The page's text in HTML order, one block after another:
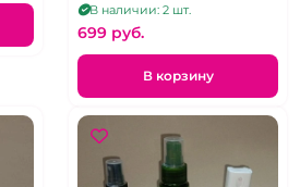
В наличии: 2 шт.
699 pуб.
В корзину